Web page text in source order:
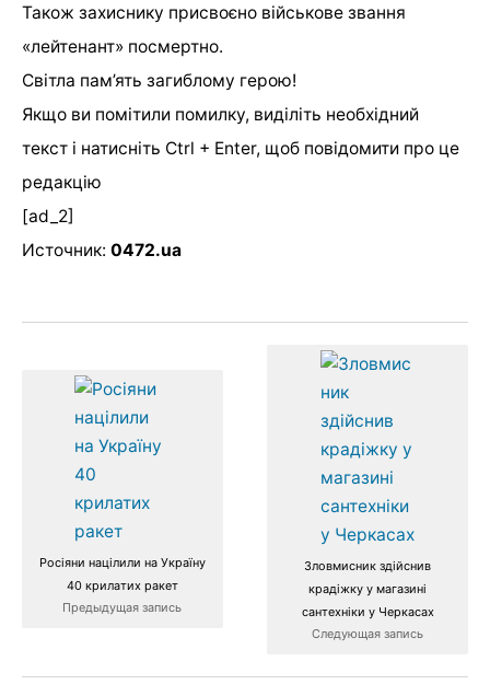
Також захиснику присвоєно військове звання
«лейтенант» посмертно.
Світла пам’ять загиблому герою!
Якщо ви помітили помилку, виділіть необхідний
текст і натисніть Ctrl + Enter, щоб повідомити про це
редакцію
[ad_2]
Источник: 0472.ua
Росіяни націлили на Україну
40 крилатих ракет
Предыдущая запись
Зловмисник здійснив
крадіжку у магазині
сантехніки у Черкасах
Следующая запись